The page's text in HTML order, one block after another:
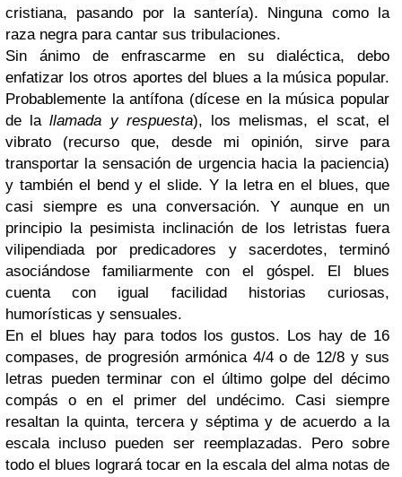
cristiana, pasando por la santería). Ninguna como la
raza negra para cantar sus tribulaciones.
Sin ánimo de enfrascarme en su dialéctica, debo
enfatizar los otros aportes del blues a la música popular.
Probablemente la antífona (dícese en la música popular
de lallamada y respuesta), los melismas, el scat, el
vibrato (recurso que, desde mi opinión, sirve para
transportar la sensación de urgencia hacia la paciencia)
y también el bend y el slide. Y la letra en el blues, que
casi siempre es una conversación. Y aunque en un
principio la pesimista inclinación de los letristas fuera
vilipendiada por predicadores y sacerdotes, terminó
asociándose familiarmente con el góspel. El blues
cuenta con igual facilidad historias curiosas,
humorísticas y sensuales.
En el blues hay para todos los gustos. Los hay de 16
compases, de progresión armónica 4/4 o de 12/8 y sus
letras pueden terminar con el último golpe del décimo
compás o en el primer del undécimo. Casi siempre
resaltan la quinta, tercera y séptima y de acuerdo a la
escala incluso pueden ser reemplazadas. Pero sobre
todo el blues logrará tocar en la escala del alma notas de